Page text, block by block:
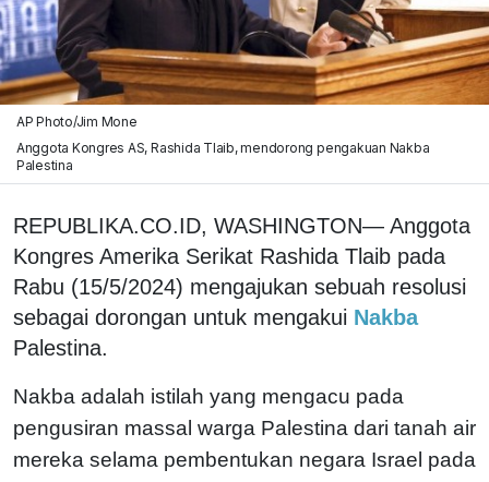
AP Photo/Jim Mone
Anggota Kongres AS, Rashida Tlaib, mendorong pengakuan Nakba
Palestina
REPUBLIKA.CO.ID, WASHINGTON— Anggota
Kongres Amerika Serikat Rashida Tlaib pada
Rabu (15/5/2024) mengajukan sebuah resolusi
sebagai dorongan untuk mengakui Nakba
Palestina.
Nakba adalah istilah yang mengacu pada
pengusiran massal warga Palestina dari tanah air
mereka selama pembentukan negara Israel pada